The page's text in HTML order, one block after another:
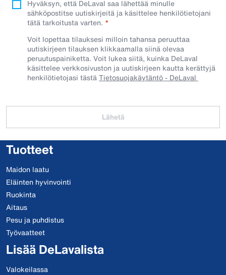
Hyväksyn, että DeLaval saa lähettää minulle
sähköpostitse uutiskirjeitä ja käsittelee henkilötietojani
tätä tarkoitusta varten.
Voit lopettaa tilauksesi milloin tahansa peruuttaa
uutiskirjeen tilauksen klikkaamalla siinä olevaa
peruutuspainiketta. Voit lukea siitä, kuinka DeLaval
käsittelee verkkosivuston ja uutiskirjeen kautta kerättyjä
henkilötietojasi tästäTietosuojakäytäntö - DeLaval
Lähetä
Tuotteet
Maidon laatu
Eläinten hyvinvointi
Ruokinta
Aitaus
Pesu ja puhdistus
Työvaatteet
Lisää DeLavalista
Valokeilassa